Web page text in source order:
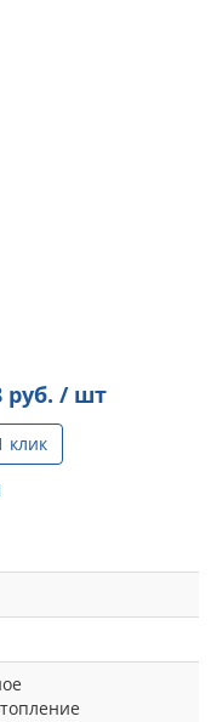
руб. / шт
клик